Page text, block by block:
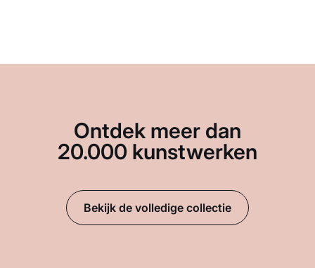
Ontdek meer dan
20.000 kunstwerken
Bekijk de volledige collectie